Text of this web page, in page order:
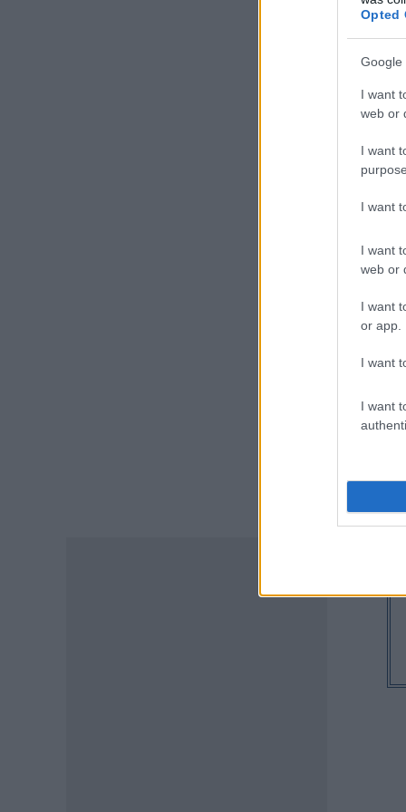
Opted
Google
I want
web or
I want
I want
I want
web or
I want
or app.
I want
I want
Η